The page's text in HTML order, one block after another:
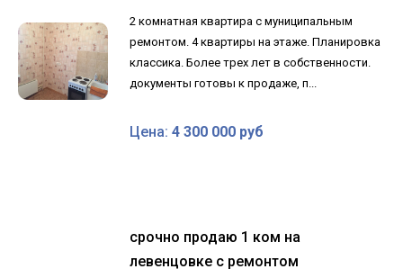
2 комнатная квартира с муниципальным
ремонтом. 4 квартиры на этаже. Планировка
классика. Более трех лет в собственности.
документы готовы к продаже, п...
Цена: 4 300 000 руб
срочно продаю 1 ком на
левенцовке с ремонтом